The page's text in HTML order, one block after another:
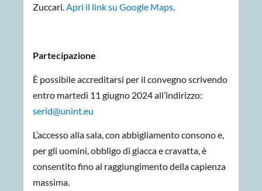
Zuccari.Apri il link su Google Maps.
Partecipazione
È possibile accreditarsi per il convegno scrivendo
entro martedì 11 giugno 2024 all’indirizzo:
serid@unint.eu
L’accesso alla sala, con abbigliamento consono e,
per gli uomini, obbligo di giacca e cravatta, è
consentito fino al raggiungimento della capienza
massima.